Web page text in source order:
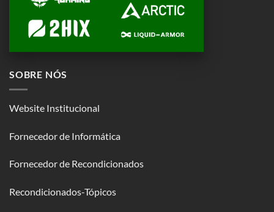
SOBRE NÓS
Website Institucional
Fornecedor de Informática
Fornecedor de Recondicionados
Recondicionados-Tópicos